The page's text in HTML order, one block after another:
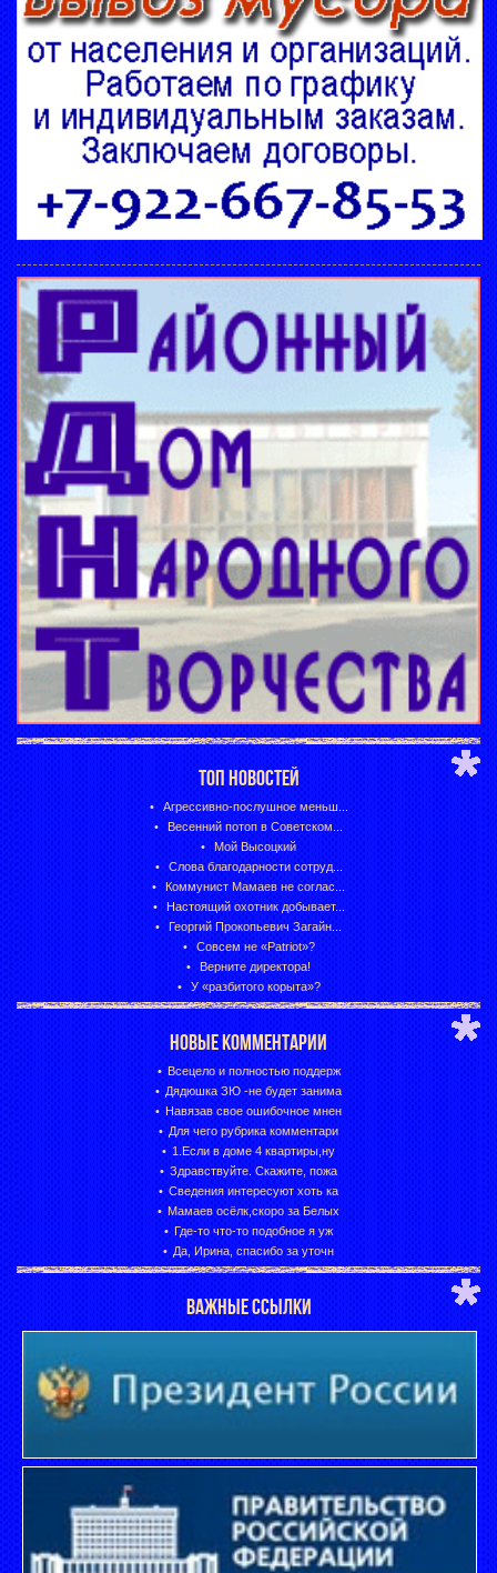
ТОП НОВОСТЕЙ
Агрессивно-послушное меньш...
Весенний потоп в Советском...
Мой Высоцкий
Слова благодарности сотруд...
Коммунист Мамаев не соглас...
Настоящий охотник добывает...
Георгий Прокопьевич Загайн...
Совсем не «Patriot»?
Верните директора!
У «разбитого корыта»?
НОВЫЕ КОММЕНТАРИИ
Всецело и полностью поддерж
Дядюшка ЗЮ -не будет занима
Навязав свое ошибочное мнен
Для чего рубрика комментари
1.Если в доме 4 квартиры,ну
Здравствуйте. Скажите, пожа
Сведения интересуют хоть ка
Мамаев осёлк,скоро за Белых
Где-то что-то подобное я уж
Да, Ирина, спасибо за уточн
ВАЖНЫЕ ССЫЛКИ